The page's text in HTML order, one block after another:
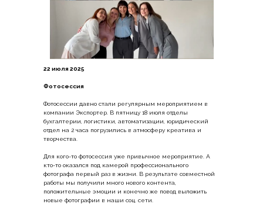
22 июля 2025
Фотосессия
Фотосессии давно стали регулярным мероприятием в
компании Экспортер. В пятницу 18 июля отделы
бухгалтерии, логистики, автоматизации, юридический
отдел на 2 часа погрузились в атмосферу креатива и
творчества.
Для кого-то фотосессия уже привычное мероприятие. А
кто-то оказался под камерой профессионального
фотографа первый раз в жизни. В результате совместной
работы мы получили много нового контента,
положительные эмоции и конечно же повод выложить
новые фотографии в наши соц. сети.